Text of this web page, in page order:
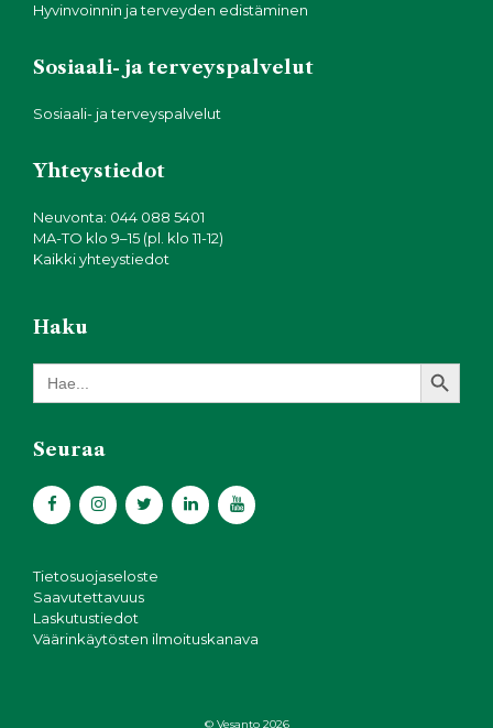
Hyvinvoinnin ja terveyden edistäminen
Sosiaali- ja terveyspalvelut
Sosiaali- ja terveyspalvelut
Yhteystiedot
Neuvonta: 044 088 5401
MA-TO klo 9–15 (pl. klo 11-12)
Kaikki yhteystiedot
Haku
Search
for:
Search Button
Seuraa
Tietosuojaseloste
Saavutettavuus
Laskutustiedot
Väärinkäytösten ilmoituskanava
© Vesanto 2026